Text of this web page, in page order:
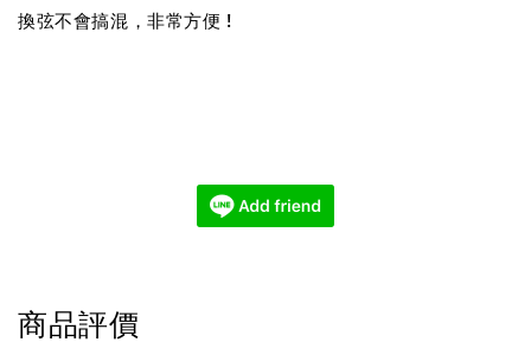
換弦不會搞混，非常方便 !
商品評價